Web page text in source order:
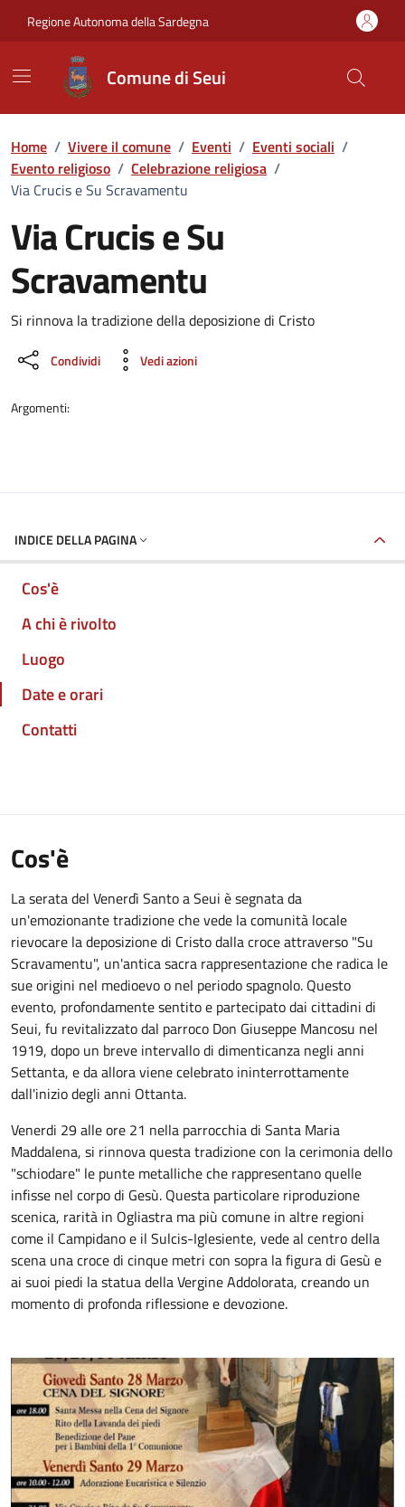
Regione Autonoma della Sardegna
Comune di Seui
Home / Vivere il comune / Eventi / Eventi sociali /
Evento religioso / Celebrazione religiosa /
Via Crucis e Su Scravamentu
Via Crucis e Su
Scravamentu
Dettaglio dell'evento
Si rinnova la tradizione della deposizione di Cristo
Condividi Vedi azioni
Argomenti:
INDICE DELLA PAGINA
Cos'è
A chi è rivolto
Luogo
Date e orari
Contatti
Cos'è
La serata del Venerdì Santo a Seui è segnata da
un'emozionante tradizione che vede la comunità locale
rievocare la deposizione di Cristo dalla croce attraverso "Su
Scravamentu", un'antica sacra rappresentazione che radica le
sue origini nel medioevo o nel periodo spagnolo. Questo
evento, profondamente sentito e partecipato dai cittadini di
Seui, fu revitalizzato dal parroco Don Giuseppe Mancosu nel
1919, dopo un breve intervallo di dimenticanza negli anni
Settanta, e da allora viene celebrato ininterrottamente
dall'inizio degli anni Ottanta.
Venerdi 29 alle ore 21 nella parrocchia di Santa Maria
Maddalena, si rinnova questa tradizione con la cerimonia dello
"schiodare" le punte metalliche che rappresentano quelle
infisse nel corpo di Gesù. Questa particolare riproduzione
scenica, rarità in Ogliastra ma più comune in altre regioni
come il Campidano e il Sulcis-Iglesiente, vede al centro della
scena una croce di cinque metri con sopra la figura di Gesù e
ai suoi piedi la statua della Vergine Addolorata, creando un
momento di profonda riflessione e devozione.